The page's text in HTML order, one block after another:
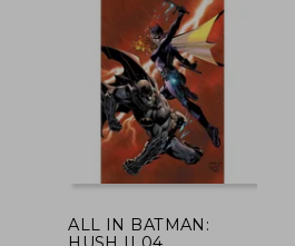
45%
dcto.
ALL IN BATMAN: